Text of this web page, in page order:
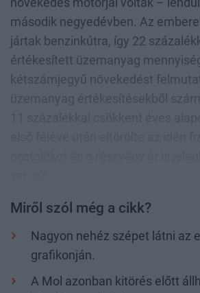
növekedés motorjai voltak –
második negyedévben. Az
jártak benzinkútra, így 22
értékesített üzemanyag
kétszámjegyű növekedést
üzemanyag értékesítésekből
Miről szól még a cikk?
Nagyon nehéz szépet látni az
grafikonján.
A Mol azonban kitörés előtt